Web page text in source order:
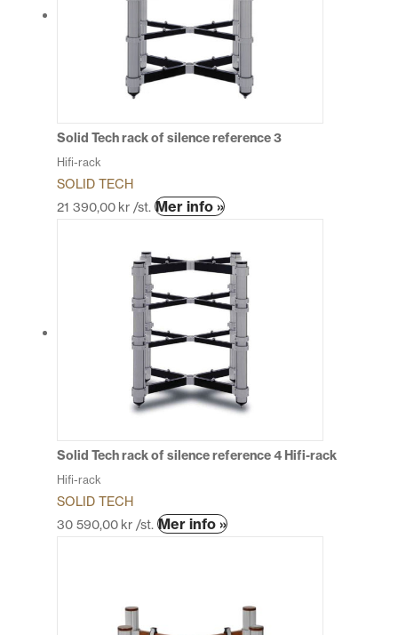
olika
alternativen
kan
väljas
produktsidan
Solid Tech rack of silence reference 3
Hifi-rack
SOLID TECH
21 390,00 kr /st. Mer info »Den
har
flera
varianter.
De
olika
alternativen
kan
väljas
produktsidan
Solid Tech rack of silence reference 4 Hifi-rack
Hifi-rack
SOLID TECH
30 590,00 kr /st. Mer info »Den
flera
varianter.